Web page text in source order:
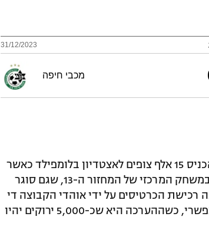
31/12/2023
מכבי חיפה
לראשונה מאז 7 באוקטובר, הפועל תל אביב תוכל להכניס 15 אלף צופים לאצטדיון בלומפילד כאשר
תארח מחר (ראשון, 20:30) את האלופה מכבי חיפה במשחק המרכזי של המחזור ה-13, שגם סוגר
הכרטיסים על ידי אוהדי הקבוצה די
רדומה ואילו הקהל האורח מנסה להשיג כל כרטיס אפשרי, כשההערכה היא שכ-5,000 ירוקים יהיו